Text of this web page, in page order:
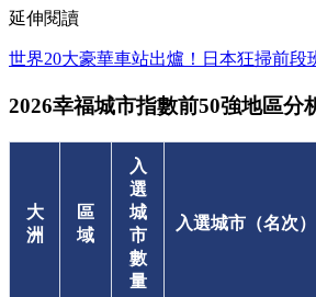
延伸閱讀
世界20大豪華車站出爐！日本狂掃前段
2026幸福城市指數前50強地區分
大
洲
區
域
入
選
城
市
數
量
入選城市（名次）